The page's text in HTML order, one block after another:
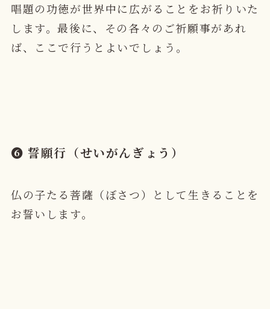
唱題の功徳が世界中に広がることをお祈りいた
します。最後に、その各々のご祈願事があれ
ば、ここで行うとよいでしょう。
❻ 誓願行（せいがんぎょう）
仏の子たる菩薩（ぼさつ）として生きることを
お誓いします。